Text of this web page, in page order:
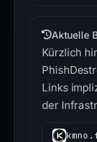
Aktuelle
Kürzlich
Links
der